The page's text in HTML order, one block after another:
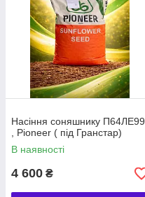
Насіння соняшнику П64ЛЕ99
, Pioneer ( під Гранстар)
В наявності
4 600 ₴